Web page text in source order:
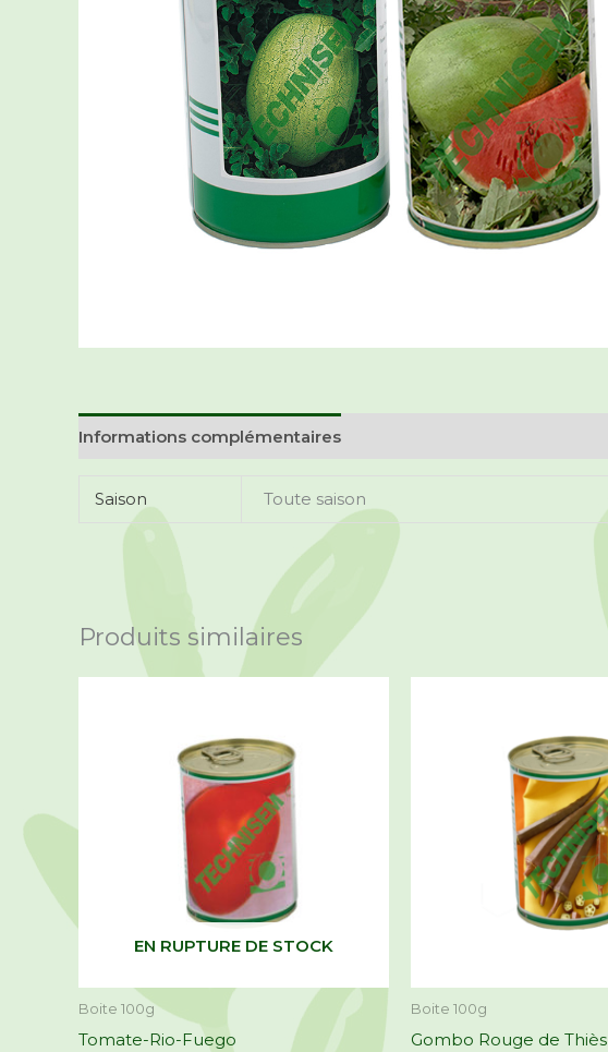
Informations complémentaires
Saison Toute saison
Produits similaires
EN RUPTURE DE STOCK
Boite 100g
Tomate-Rio-Fuego
Boite 100g
Gombo Rouge de Thiès